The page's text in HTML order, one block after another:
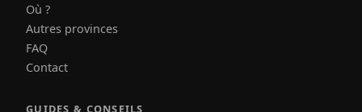
Où ?
Autres provinces
FAQ
Contact
GUIDES & CONSEILS